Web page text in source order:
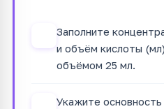
Заполните
и объём кислоты
объёмом 25 мл.
Укажите